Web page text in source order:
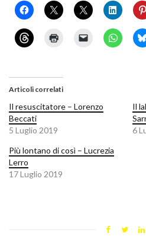
Articoli correlati
Il resuscitatore – Lorenzo
Beccati
5 Luglio 2019
Il
6
Più lontano di così – Lucrezia
Lerro
17 Luglio 2019